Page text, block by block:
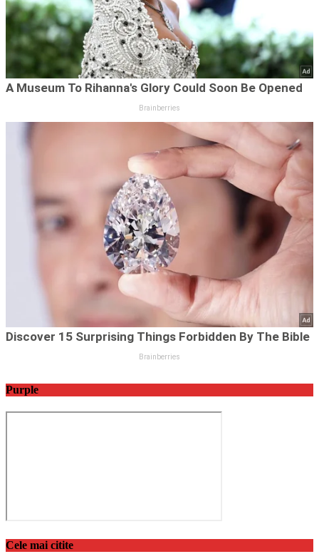
Purple
Cele mai citite